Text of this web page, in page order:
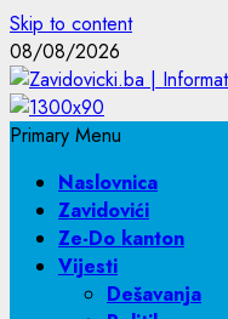
Skip to content
08/08/2026
Primary Menu
Naslovnica
Zavidovići
Ze-Do kanton
Vijesti
Dešavanja